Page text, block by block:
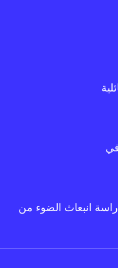
انبعاث الضوء من